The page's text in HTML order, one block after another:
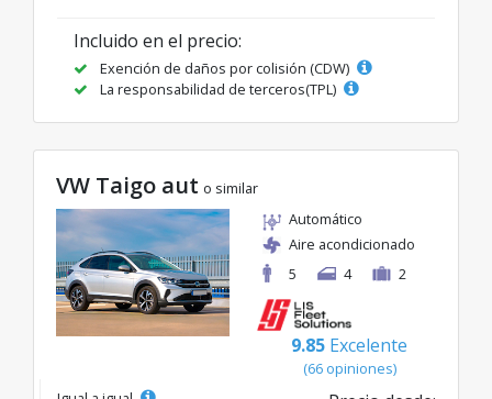
Incluido en el precio:
Exención de daños por colisión (CDW)
La responsabilidad de terceros(TPL)
VW Taigo aut o similar
Automático
Aire acondicionado
5
4 2
9.85 Excelente
(66 opiniones)